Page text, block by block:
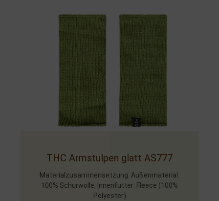
THC Armstulpen glatt AS777
Materialzusammensetzung: Außenmaterial:
100% Schurwolle, Innenfutter: Fleece (100%
Polyester)